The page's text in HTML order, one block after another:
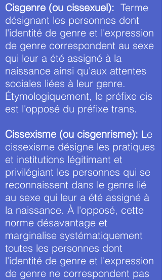
Cisgenre (ou cissexuel): Terme
désignant les personnes dont
l'identité de genre et l'expression
de genre correspondent au sexe
qui leur a été assigné à la
naissance ainsi qu'aux attentes
sociales liées à leur genre.
Étymologiquement, le préfixe cis
est l'opposé du préfixe trans.
Cissexisme (ou cisgenrisme): Le
cissexisme désigne les pratiques
et institutions légitimant et
privilégiant les personnes qui se
reconnaissent dans le genre lié
au sexe qui leur a été assigné à
la naissance. À l'opposé, cette
norme désavantage et
marginalise systématiquement
toutes les personnes dont
l'identité de genre et l'expression
de genre ne correspondent pas